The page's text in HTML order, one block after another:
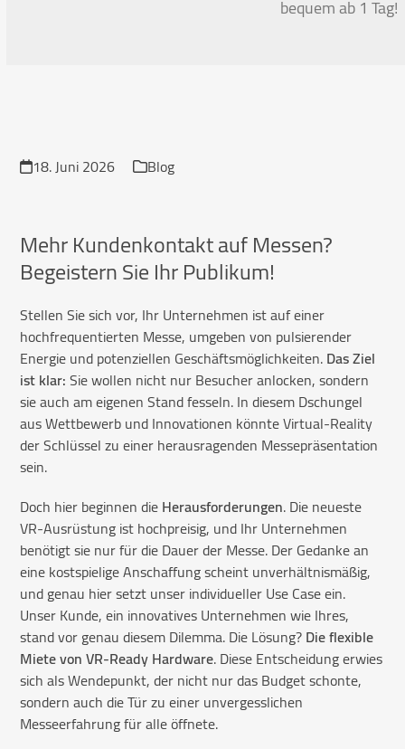
bequem ab 1 Tag!
18. Juni 2026 Blog
Mehr Kundenkontakt auf Messen?
Begeistern Sie Ihr Publikum!
Stellen Sie sich vor, Ihr Unternehmen ist auf einer
hochfrequentierten Messe, umgeben von pulsierender
Energie und potenziellen Geschäftsmöglichkeiten.Das Ziel
ist klar:Sie wollen nicht nur Besucher anlocken, sondern
sie auch am eigenen Stand fesseln. In diesem Dschungel
aus Wettbewerb und Innovationen könnte Virtual-Reality
der Schlüssel zu einer herausragenden Messepräsentation
sein.
Doch hier beginnen dieHerausforderungen. Die neueste
VR-Ausrüstung ist hochpreisig, und Ihr Unternehmen
benötigt sie nur für die Dauer der Messe. Der Gedanke an
eine kostspielige Anschaffung scheint unverhältnismäßig,
und genau hier setzt unser individueller Use Case ein.
Unser Kunde, ein innovatives Unternehmen wie Ihres,
stand vor genau diesem Dilemma. Die Lösung?Die flexible
Miete von VR-Ready Hardware. Diese Entscheidung erwies
sich als Wendepunkt, der nicht nur das Budget schonte,
sondern auch die Tür zu einer unvergesslichen
Messeerfahrung für alle öffnete.